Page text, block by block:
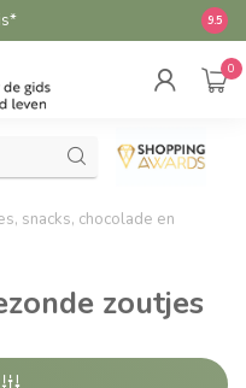
9.5
0
snacks, chocolade en
zoutjes